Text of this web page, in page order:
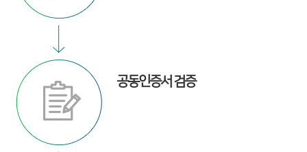
공동인증서 검증